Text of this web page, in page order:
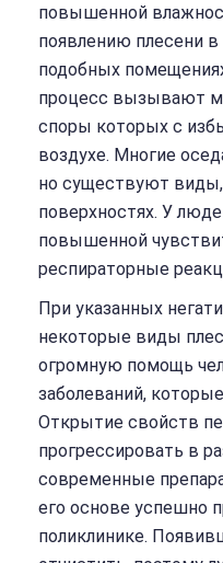
повышенной
появлению плесени
подобных
процесс вызывают
споры которых с
воздухе. Многие
но существуют
поверхностях. У
повышенной
респираторные
При указанных
некоторые виды
огромную помощь
заболеваний,
Открытие свойств
прогрессировать в
современные
его основе успешно
поликлинике.